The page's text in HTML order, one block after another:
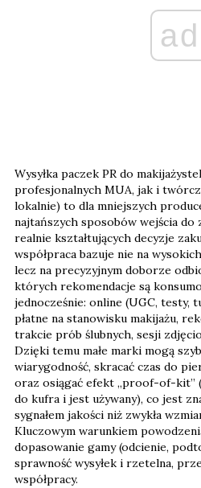
ad
Wysyłka paczek PR do
profesjonalnych MUA, jak i
lokalnie) to dla mniejszych
najtańszych sposobów wejścia do
realnie kształtujących decyzje
współpraca bazuje nie na
lecz na precyzyjnym doborze
których rekomendacje są
jednocześnie: online (UGC, testy,
płatne na stanowisku makijażu,
trakcie prób ślubnych, sesji
Dzięki temu małe marki mogą
wiarygodność, skracać czas do
oraz osiągać efekt „proof-of-kit”
do kufra i jest używany), co jest
sygnałem jakości niż zwykła
Kluczowym warunkiem
dopasowanie gamy (odcienie,
sprawność wysyłek i rzetelna,
współpracy.